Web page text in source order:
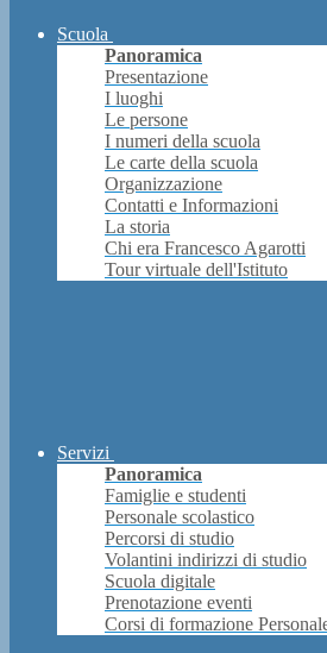
Scuola
Panoramica
Presentazione
I luoghi
Le persone
I numeri della scuola
Le carte della scuola
Organizzazione
Contatti e Informazioni
La storia
Chi era Francesco Agarotti
Tour virtuale dell'Istituto
Servizi
Panoramica
Famiglie e studenti
Personale scolastico
Percorsi di studio
Volantini indirizzi di studio
Scuola digitale
Prenotazione eventi
Corsi di formazione